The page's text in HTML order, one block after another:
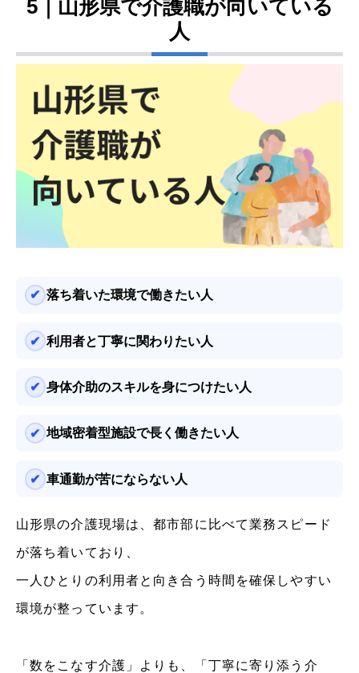
5｜山形県で介護職が向いている
人
落ち着いた環境で働きたい人
利用者と丁寧に関わりたい人
身体介助のスキルを身につけたい人
地域密着型施設で長く働きたい人
車通勤が苦にならない人
山形県の介護現場は、都市部に比べて業務スピード
が落ち着いており、
一人ひとりの利用者と向き合う時間を確保しやすい
環境が整っています。
「数をこなす介護」よりも、「丁寧に寄り添う介